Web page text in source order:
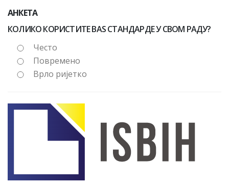
АНКЕТА
КОЛИКО КОРИСТИТЕ BAS СТАНДАРДЕ У СВОМ РАДУ?
Често
Повремено
Врло ријетко